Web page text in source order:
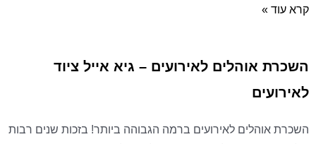
קרא עוד »
השכרת אוהלים לאירועים – גיא אייל ציוד
לאירועים
השכרת אוהלים לאירועים ברמה הגבוהה ביותר! בזכות שנים רבות